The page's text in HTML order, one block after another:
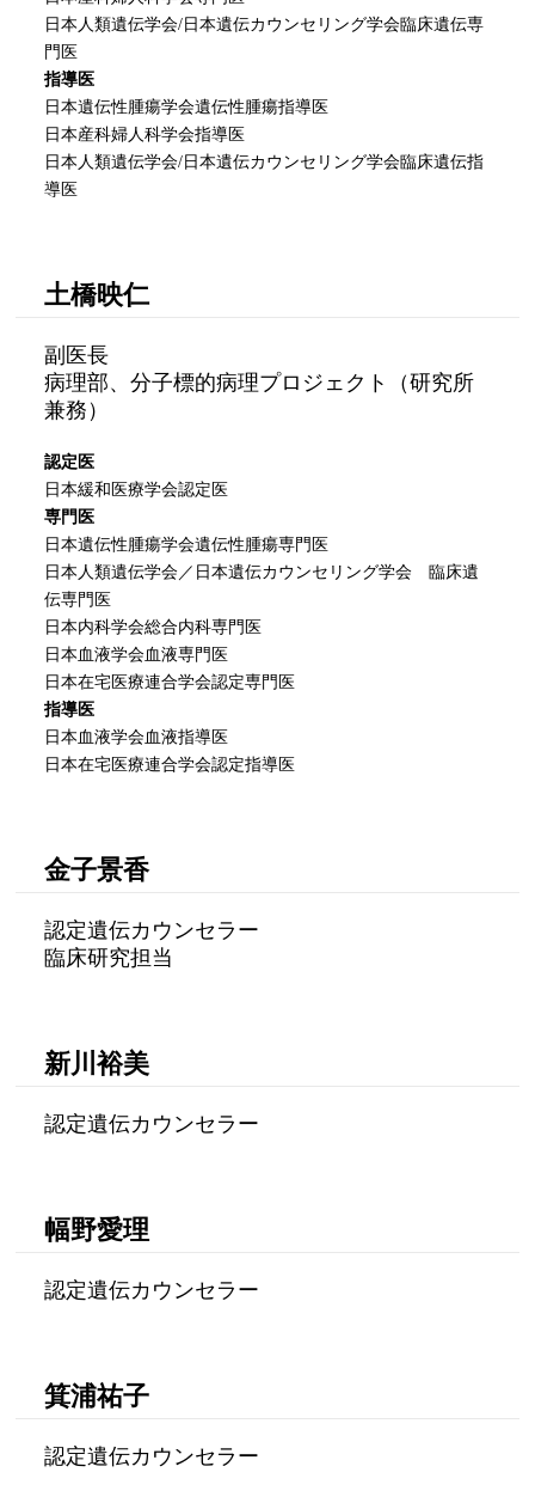
日本人類遺伝学会/日本遺伝カウンセリング学会臨床遺伝専
門医
指導医
日本遺伝性腫瘍学会遺伝性腫瘍指導医
日本産科婦人科学会指導医
日本人類遺伝学会/日本遺伝カウンセリング学会臨床遺伝指
導医
土橋映仁
副医長
病理部、分子標的病理プロジェクト（研究所
兼務）
認定医
日本緩和医療学会認定医
専門医
日本遺伝性腫瘍学会遺伝性腫瘍専門医
日本人類遺伝学会／日本遺伝カウンセリング学会 臨床遺
伝専門医
日本内科学会総合内科専門医
日本血液学会血液専門医
日本在宅医療連合学会認定専門医
指導医
日本血液学会血液指導医
日本在宅医療連合学会認定指導医
金子景香
認定遺伝カウンセラー
臨床研究担当
新川裕美
認定遺伝カウンセラー
幅野愛理
認定遺伝カウンセラー
箕浦祐子
認定遺伝カウンセラー